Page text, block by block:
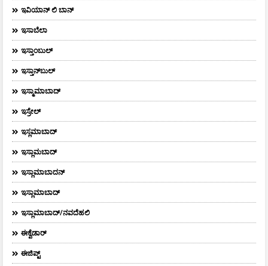
ಇವಿಯಾನ್‌ ಲಿ ಬಾನ್‌
ಇಸಾಬೆಲಾ
ಇಸ್ತಾಂಬುಲ್
ಇಸ್ತಾನ್‌ಬುಲ್‌
ಇಸ್ಮಾಮಾಬಾದ್
ಇಸ್ರೇಲ್
ಇಸ್ಲಮಾಬಾದ್
ಇಸ್ಲಾಮಬಾದ್
ಇಸ್ಲಾಮಾಬಾದನ್
ಇಸ್ಲಾಮಾಬಾದ್
ಇಸ್ಲಾಮಾಬಾದ್/ನವದೆಹಲಿ
ಈಕ್ವೆಡಾರ್‌
ಈಜಿಪ್ಟ್